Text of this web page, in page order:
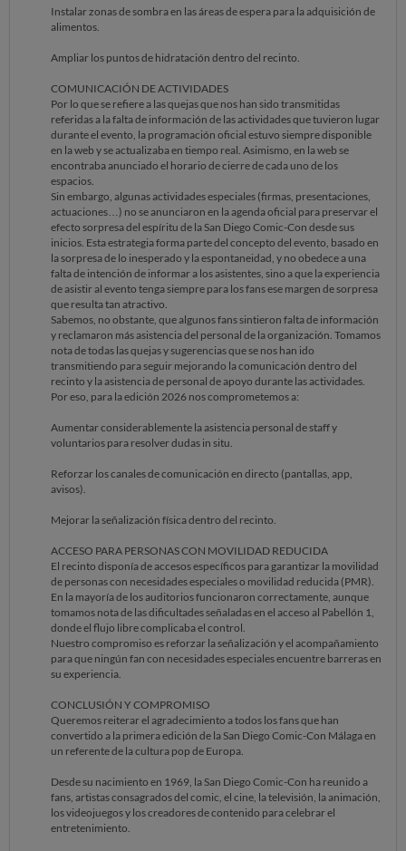
Instalar zonas de sombra en las áreas de espera para la adquisición de
alimentos.
Ampliar los puntos de hidratación dentro del recinto.
COMUNICACIÓN DE ACTIVIDADES
Por lo que se refiere a las quejas que nos han sido transmitidas
referidas a la falta de información de las actividades que tuvieron lugar
durante el evento, la programación oficial estuvo siempre disponible
en la web y se actualizaba en tiempo real. Asimismo, en la web se
encontraba anunciado el horario de cierre de cada uno de los
espacios.
Sin embargo, algunas actividades especiales (firmas, presentaciones,
actuaciones…) no se anunciaron en la agenda oficial para preservar el
efecto sorpresa del espíritu de la San Diego Comic-Con desde sus
inicios. Esta estrategia forma parte del concepto del evento, basado en
la sorpresa de lo inesperado y la espontaneidad, y no obedece a una
falta de intención de informar a los asistentes, sino a que la experiencia
de asistir al evento tenga siempre para los fans ese margen de sorpresa
que resulta tan atractivo.
Sabemos, no obstante, que algunos fans sintieron falta de información
y reclamaron más asistencia del personal de la organización. Tomamos
nota de todas las quejas y sugerencias que se nos han ido
transmitiendo para seguir mejorando la comunicación dentro del
recinto y la asistencia de personal de apoyo durante las actividades.
Por eso, para la edición 2026 nos comprometemos a:
Aumentar considerablemente la asistencia personal de staff y
voluntarios para resolver dudas in situ.
Reforzar los canales de comunicación en directo (pantallas, app,
avisos).
Mejorar la señalización física dentro del recinto.
ACCESO PARA PERSONAS CON MOVILIDAD REDUCIDA
El recinto disponía de accesos específicos para garantizar la movilidad
de personas con necesidades especiales o movilidad reducida (PMR).
En la mayoría de los auditorios funcionaron correctamente, aunque
tomamos nota de las dificultades señaladas en el acceso al Pabellón 1,
donde el flujo libre complicaba el control.
Nuestro compromiso es reforzar la señalización y el acompañamiento
para que ningún fan con necesidades especiales encuentre barreras en
su experiencia.
CONCLUSIÓN Y COMPROMISO
Queremos reiterar el agradecimiento a todos los fans que han
convertido a la primera edición de la San Diego Comic-Con Málaga en
un referente de la cultura pop de Europa.
Desde su nacimiento en 1969, la San Diego Comic-Con ha reunido a
fans, artistas consagrados del comic, el cine, la televisión, la animación,
los videojuegos y los creadores de contenido para celebrar el
entretenimiento.